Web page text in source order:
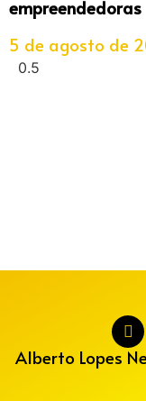
empreendedoras
5 de agosto de
Alberto Lopes